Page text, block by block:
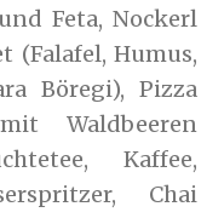
Feta, Nockerl
(Falafel, Humus,
Böregi), Pizza
Waldbeeren
Kaffee,
Chai